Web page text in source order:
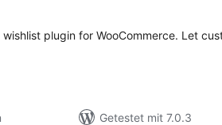
plugin for WooCommerce. Let
Getestet mit 7.0.3